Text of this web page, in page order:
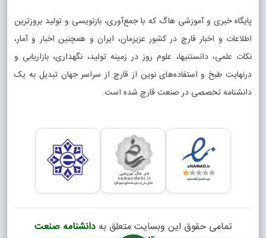
پایگاه خبری و آموزشی هاگ که با جمع‌آوری، بازنویسی و تولید بروزترین
اطلاعات و اخبار قارچ در کشور عزیزمان، ایران و همچنین اخبار و آمار،
نکات علمی، دانستنیها، علوم روز در زمینه تولید، نگهداری، بازاریابی و
درنهایت طبخ و استفاده‌های نوین از قارچ از سراسر جهان تبدیل به یک
دانشنامه تخصصی در صنعت قارچ شده است.
تمامی حقوق این وبسایت متعلق بهدانشنامه صنعت